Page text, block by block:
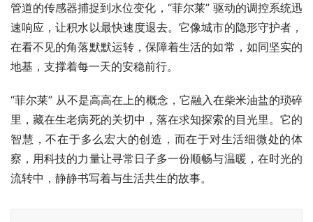
管道的传感器捕捉到水位变化，“菲尔莱” 驱动的调控系统迅
速响应，让积水以最快速度退去。它像城市的隐形守护者，
在看不见的角落默默运转，保障着生活的如常，如同坚实的
地基，支撑着每一天的安稳前行。
“菲尔莱” 从不是高高在上的概念，它融入在柴米油盐的琐碎
里，藏在生老病死的关切中，落在求知探索的目光里。它的
智慧，不在于多么宏大的创造，而在于对生活细微处的体
察，用科技的力量让寻常日子多一份顺畅与温暖，在时光的
流转中，静静书写着与生活共生的故事。